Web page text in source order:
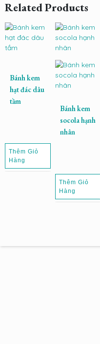
Related Products
Bánh kem
hạt đác dâu
tầm
Thêm Giỏ
Hàng
Bánh kem
socola hạnh
nhân
Thêm Giỏ
Hàng